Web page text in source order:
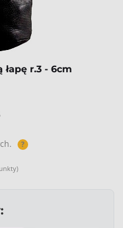
r.3 - 6cm
?